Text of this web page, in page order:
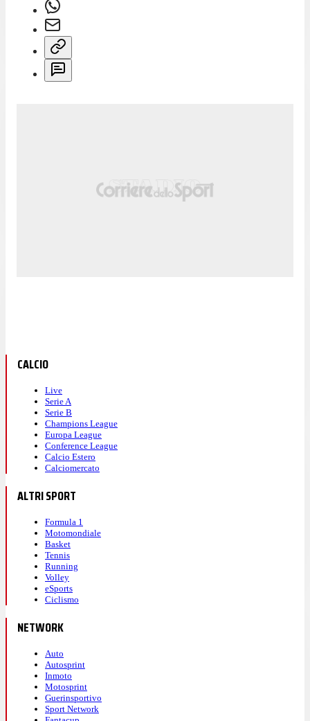
CALCIO
Live
Serie A
Serie B
Champions League
Europa League
Conference League
Calcio Estero
Calciomercato
ALTRI SPORT
Formula 1
Motomondiale
Basket
Tennis
Running
Volley
eSports
Ciclismo
NETWORK
Auto
Autosprint
Inmoto
Motosprint
Guerinsportivo
Sport Network